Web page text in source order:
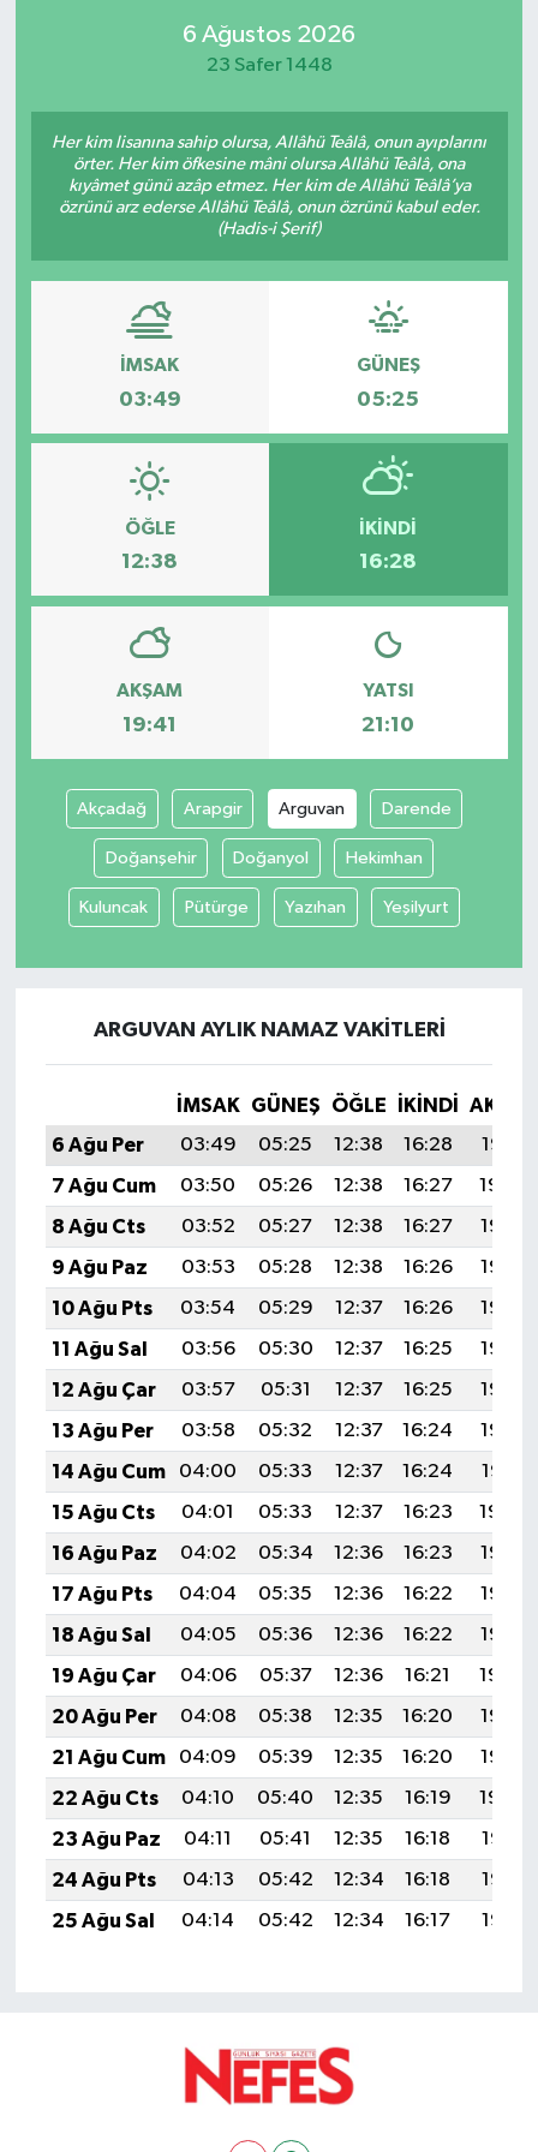
6 Ağustos 2026
23 Safer 1448
Her kim lisanına sahip olursa, Allâhü Teâlâ, onun ayıplarını
örter. Her kim öfkesine mâni olursa Allâhü Teâlâ, ona
kıyâmet günü azâp etmez. Her kim de Allâhü Teâlâ’ya
özrünü arz ederse Allâhü Teâlâ, onun özrünü kabul eder.
(Hadis-i Şerif)
İMSAK
03:49
GÜNEŞ
05:25
ÖĞLE
12:38
İKINDI
16:28
AKŞAM
19:41
YATSI
21:10
Akçadağ Arapgir Arguvan Darende
Doğanşehir Doğanyol Hekimhan
Kuluncak Pütürge Yazıhan Yeşilyurt
ARGUVAN AYLIK NAMAZ VAKITLERI
İMSAK GÜNEŞ ÖĞLE İKINDI
6 Ağu Per
03:49 05:25 12:38 16:28
19:41
7 Ağu Cum
03:50 05:26 12:38 16:27
19:39
8 Ağu Cts
03:52 05:27 12:38 16:27
19:38
9 Ağu Paz
03:53 05:28 12:38 16:26
19:37
10 Ağu Pts
03:54 05:29 12:37 16:26
19:36
11 Ağu Sal
03:56 05:30 12:37 16:25
19:35
12 Ağu Çar
03:57 05:31 12:37 16:25
19:33
13 Ağu Per
03:58 05:32 12:37 16:24
19:32
14 Ağu Cum
04:00 05:33 12:37 16:24
19:31
15 Ağu Cts
04:01 05:33 12:37 16:23
19:30
16 Ağu Paz
04:02 05:34 12:36 16:23
19:28
17 Ağu Pts
04:04 05:35 12:36 16:22
19:27
18 Ağu Sal
04:05 05:36 12:36 16:22
19:26
19 Ağu Çar
04:06 05:37 12:36 16:21
19:24
20 Ağu Per
04:08 05:38 12:35 16:20
19:23
21 Ağu Cum
04:09 05:39 12:35 16:20
19:22
22 Ağu Cts
04:10 05:40 12:35 16:19
19:20
23 Ağu Paz
04:11 05:41 12:35 16:18
19:19
24 Ağu Pts
04:13 05:42 12:34 16:18
19:17
25 Ağu Sal
04:14 05:42 12:34 16:17 19:16